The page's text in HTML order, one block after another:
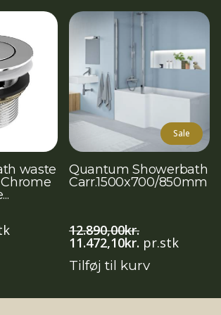
waste
Sale
Quantum Showerbath
Carr.1500x700/850mm
12.890,00kr.
Den
oprindelige
pris
11.472,10kr. Den
aktuelle
pris
pr.stk
Tilføj til kurv